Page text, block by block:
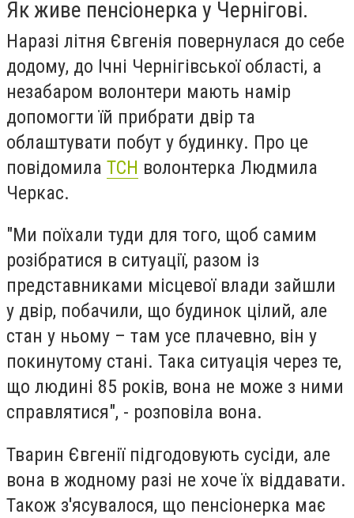
Як живе пенсіонерка у Чернігові.
Наразі літня Євгенія повернулася до себе
додому, до Ічні Чернігівської області, а
незабаром волонтери мають намір
допомогти їй прибрати двір та
облаштувати побут у будинку. Про це
повідомила ТСН волонтерка Людмила
Черкас.
"Ми поїхали туди для того, щоб самим
розібратися в ситуації, разом із
представниками місцевої влади зайшли
у двір, побачили, що будинок цілий, але
стан у ньому – там усе плачевно, він у
покинутому стані. Така ситуація через те,
що людині 85 років, вона не може з ними
справлятися", - розповіла вона.
Тварин Євгенії підгодовують сусіди, але
вона в жодному разі не хоче їх віддавати.
Також з'ясувалося, що пенсіонерка має